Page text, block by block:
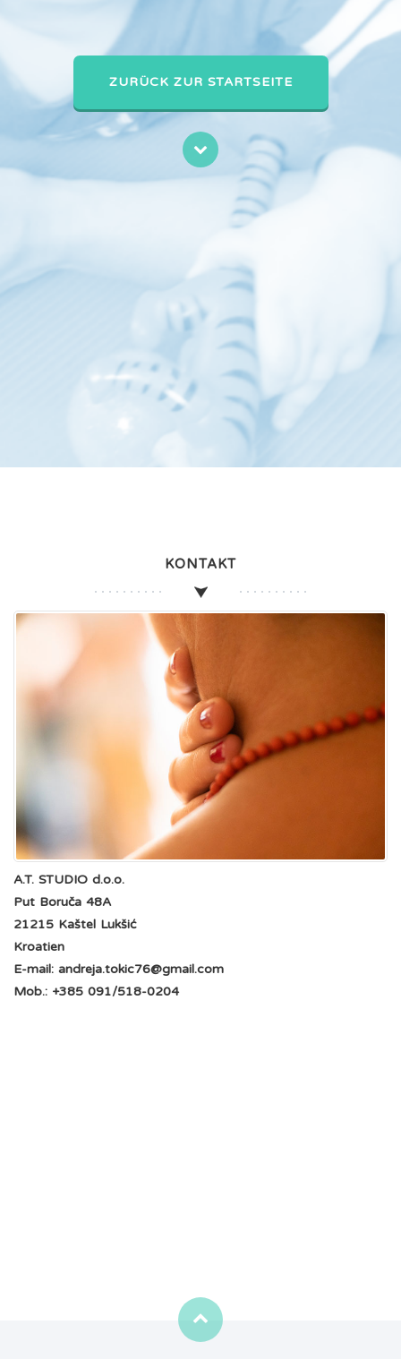
ZURÜCK ZUR STARTSEITE
KONTAKT
A.T. STUDIO d.o.o.
Put Boruča 48A
21215 Kaštel Lukšić
Kroatien
E-mail: andreja.tokic76@gmail.com
Mob.: +385 091/518-0204